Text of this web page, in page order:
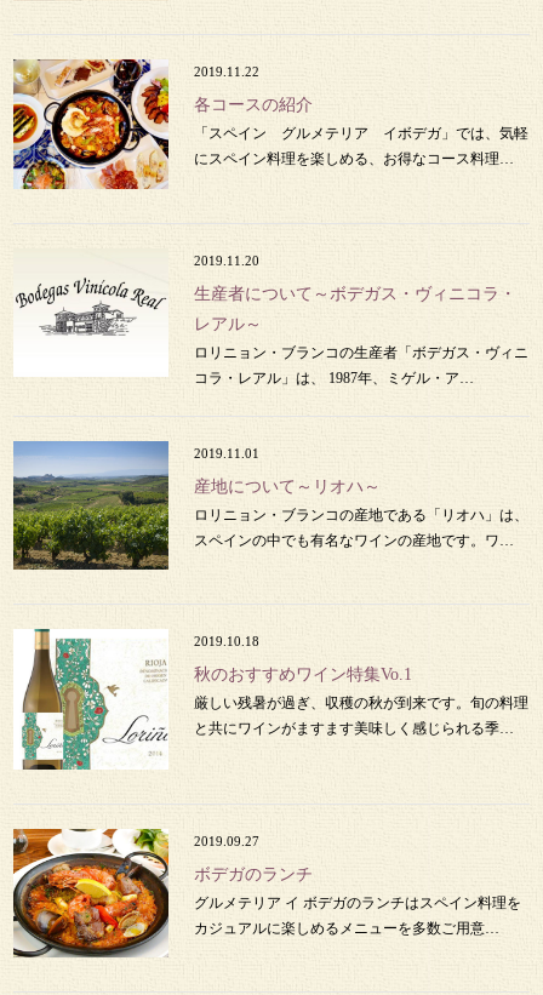
2019.11.22
各コースの紹介
「スペイン グルメテリア イボデガ」では、気軽
にスペイン料理を楽しめる、お得なコース料理…
2019.11.20
生産者について～ボデガス・ヴィニコラ・
レアル～
ロリニョン・ブランコの生産者「ボデガス・ヴィニ
コラ・レアル」は、 1987年、ミゲル・ア…
2019.11.01
産地について～リオハ～
ロリニョン・ブランコの産地である「リオハ」は、
スペインの中でも有名なワインの産地です。ワ…
2019.10.18
秋のおすすめワイン特集Vo.1
厳しい残暑が過ぎ、収穫の秋が到来です。旬の料理
と共にワインがますます美味しく感じられる季…
2019.09.27
ボデガのランチ
グルメテリア イ ボデガのランチはスペイン料理を
カジュアルに楽しめるメニューを多数ご用意…